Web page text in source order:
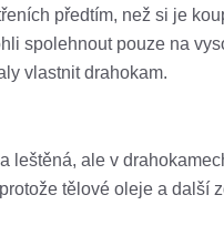
předtím, než si je
spolehnout pouze na
vlastnit drahokam.
leštěná, ale v
tělové oleje a další